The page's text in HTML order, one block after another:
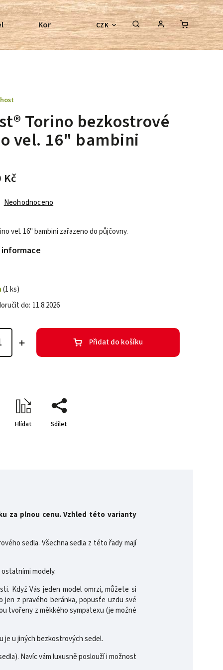
CZK
Kontroly bezkostrových sedel Poradenství
Torino bezkostrové
vel. 16" bambini
Kč
Neohodnoceno
vel. 16" bambini zařazeno do půjčovny.
(1 ks)
do: 11.8.2026
Přidat do košíku
Hlídat Sdílet
za plnou cenu. Vzhled této varianty
sedla. Všechna sedla z této řady mají
modely.
Když Vás jeden model omrzí, můžete si
jen z pravého beránka, popusťe uzdu své
tvořeny z měkkého sympatexu (je možné
je u jiných bezkostrových sedel.
Navíc vám luxusně poslouží i možnost